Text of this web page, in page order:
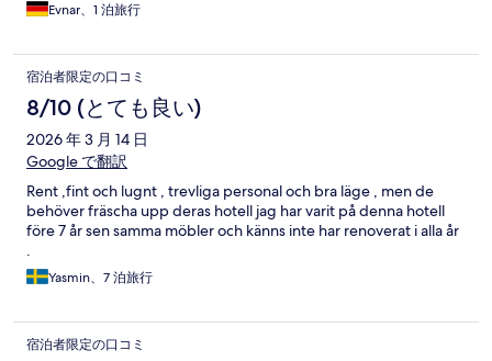
Evnar、1 泊旅行
宿泊者限定の口コミ
8/10 (とても良い)
2026 年 3 月 14 日
Google で翻訳
Rent ,fint och lugnt , trevliga personal och bra läge , men de
behöver fräscha upp deras hotell jag har varit på denna hotell
före 7 år sen samma möbler och känns inte har renoverat i alla år
.
Yasmin、7 泊旅行
宿泊者限定の口コミ